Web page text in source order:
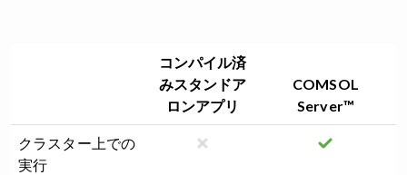
コンパイル済
みスタンドア
ロンアプリ
COMSOL
Server™
クラスター上での
実行